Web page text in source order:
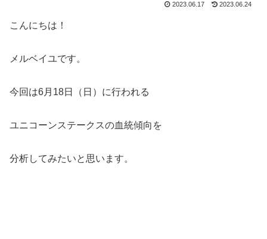
2023.06.17 2023.06.24
こんにちは！
メルベイユです。
今回は6月18日（日）に行われる
ユニコーンステークスの血統傾向を
分析してみたいと思います。